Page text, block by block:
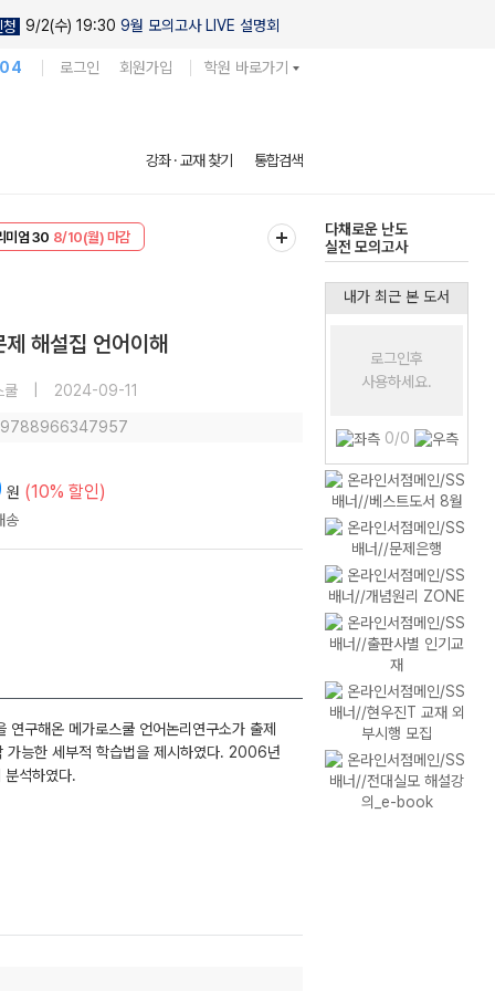
청 9/2(수) 19:30 9월 모의고사 LIVE 설명회
로그인 회원가입 학원 바로가기
강좌 · 교재 찾기 통합검색
8/10(월) 마감
다채로운 난도
실전 모의고사
해설집 언어이해
쿨 2024-09-11
9788966347957
원 (10% 할인)
구해온 메가로스쿨 언어논리연구소가 출제
가능한 세부적 학습법을 제시하였다. 2006년
석하였다.
내가 최근 본 도서
로그인후
사용하세요.
0/0